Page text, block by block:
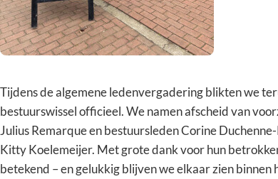
Tijdens de algemene ledenvergadering blikten we
bestuurswissel officieel. We namen afscheid van
Julius Remarque en bestuursleden Corine
Kitty Koelemeijer. Met grote dank voor hun
betekend – en gelukkig blijven we elkaar zien binnen